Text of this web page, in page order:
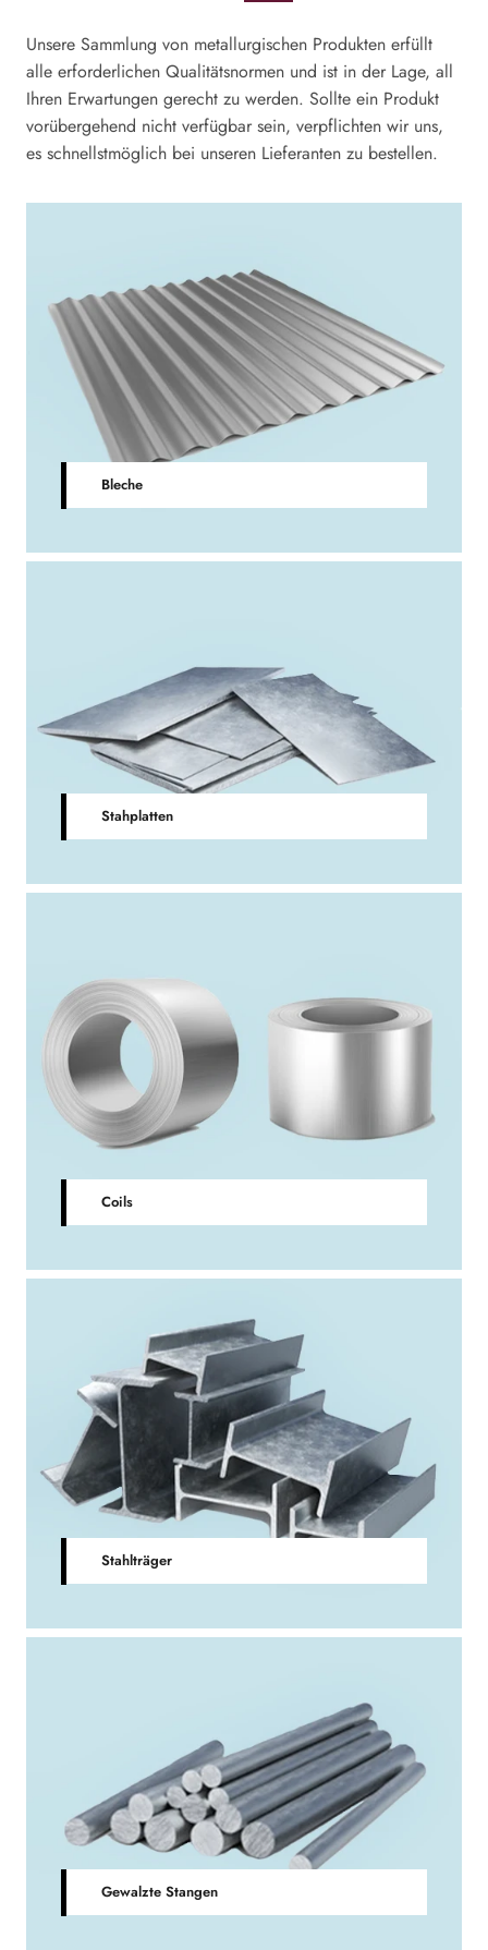
Unsere Sammlung von metallurgischen Produkten erfüllt
alle erforderlichen Qualitätsnormen und ist in der Lage, all
Ihren Erwartungen gerecht zu werden. Sollte ein Produkt
vorübergehend nicht verfügbar sein, verpflichten wir uns,
es schnellstmöglich bei unseren Lieferanten zu bestellen.
Bleche
Stahplatten
Coils
Stahlträger
Gewalzte Stangen